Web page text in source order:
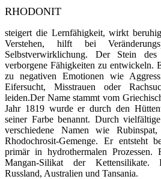
RHODONIT
steigert die Lernfähigkeit, wirkt
Verstehen, hilft bei
Selbstverwirklichung. Der Stein
verborgene Fähigkeiten zu entwickeln.
zu negativen Emotionen wie
Eifersucht, Misstrauen oder
leiden.Der Name stammt vom
Jahr 1819 wurde er durch den
seiner Farbe benannt. Durch
ver­schiedene Na­men wie
Rhodochrosit-Gemenge. Er entsteht
primär in hydrothermalen
Mangan-Sili­kat der Kettensilikate.
Russland, Australien und Tansania.